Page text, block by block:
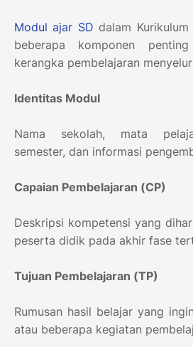
Modul ajar SD dalam
beberapa komponen
kerangka pembelajaran
Identitas Modul
Nama sekolah, mata
semester, dan informasi
Capaian Pembelajaran (CP)
Deskripsi kompetensi yang
peserta didik pada akhir fase
Tujuan Pembelajaran (TP)
Rumusan hasil belajar yang
atau beberapa kegiatan